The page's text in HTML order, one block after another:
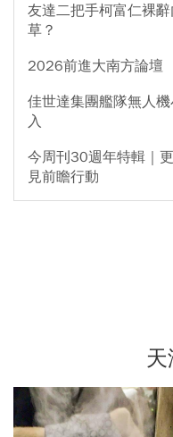
友達二把手柯富仁裸
草？
2026前進大南方論壇
佳世達集團艦隊無人
入
今周刊30週年特輯｜
見前瞻行動